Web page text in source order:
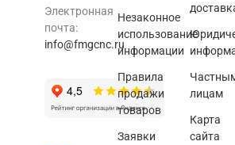
Электронная
почта:
info@fmgcnc.ru
Незаконное
использование
информации
Правила
продажи
товаров
Заявки
лицам
Карта
сайта